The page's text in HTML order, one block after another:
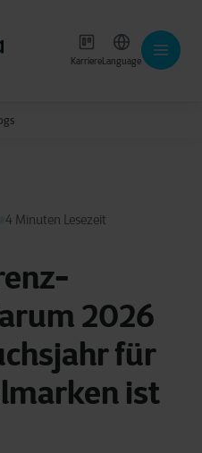
KarriereLanguage
4 Minuten Lesezeit
2026
für
ist